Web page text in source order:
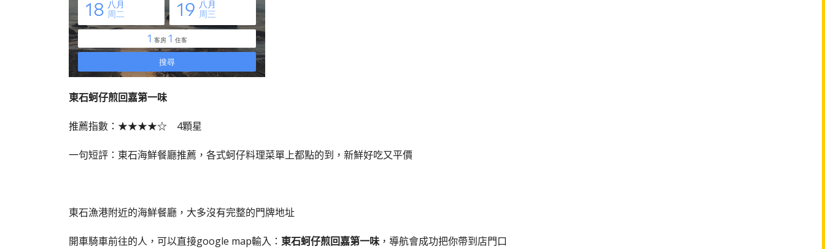
東石蚵仔煎回嘉第一味
推薦指數：★★★★☆ 4顆星
一句短評：東石海鮮餐廳推薦，各式蚵仔料理菜單上都點的到，新鮮好吃又平價
東石漁港附近的海鮮餐廳，大多沒有完整的門牌地址
開車騎車前往的人，可以直接google map輸入： 東石蚵仔煎回嘉第一味 ，導航會成功把你帶到店門口